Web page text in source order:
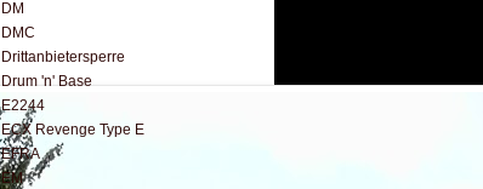
DM
DMC
Drittanbietersperre
Drum 'n' Base
E2244
ECX Revenge Type E
EFRA
EM